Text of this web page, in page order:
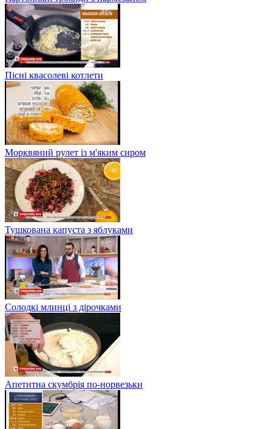
Пісні квасолеві котлети
Морквяний рулет із м'яким сиром
Тушкована капуста з яблуками
Солодкі млинці з дірочками
Апетитна скумбрія по-норвезьки